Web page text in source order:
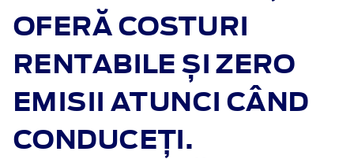
OFERĂ COSTURI
RENTABILE ȘI ZERO
EMISII ATUNCI CÂND
CONDUCEȚI.